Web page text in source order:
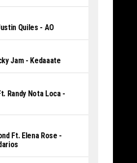
Quiles - AO
Jam - Kedaaate
Randy Nota Loca -
Ft. Elena Rose -